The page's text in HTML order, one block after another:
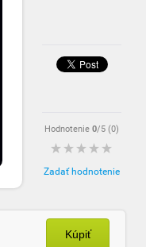
Hodnotenie 0/5 (0)
Zadať hodnotenie
Kúpiť